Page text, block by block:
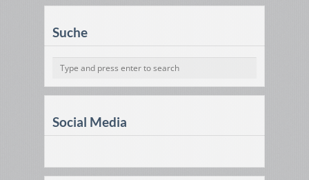
Suche
Social Media